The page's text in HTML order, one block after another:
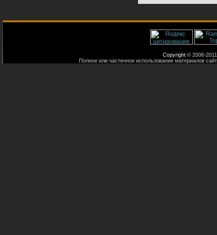
Copyright © 2006-
Полное или частичное использование материалов